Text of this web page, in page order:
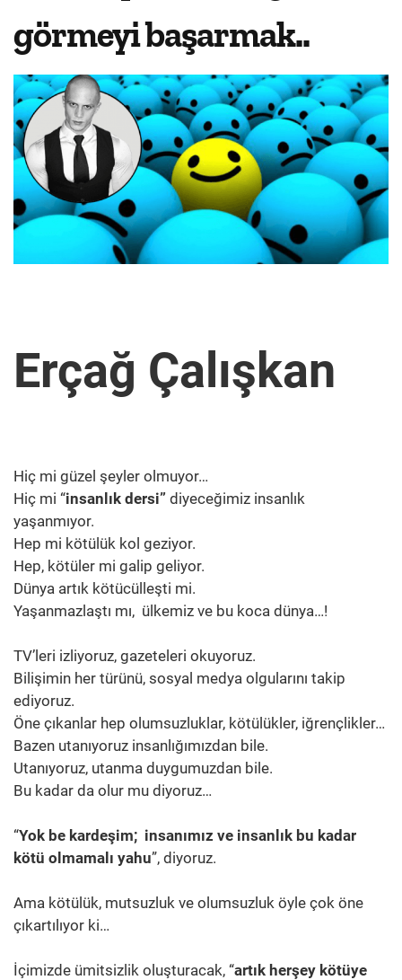
görmeyi başarmak..
Erçağ Çalışkan
Hiç mi güzel şeyler olmuyor…
Hiç mi “insanlık dersi” diyeceğimiz insanlık
yaşanmıyor.
Hep mi kötülük kol geziyor.
Hep, kötüler mi galip geliyor.
Dünya artık kötücülleşti mi.
Yaşanmazlaştı mı, ülkemiz ve bu koca dünya…!
TV’leri izliyoruz, gazeteleri okuyoruz.
Bilişimin her türünü, sosyal medya olgularını takip
ediyoruz.
Öne çıkanlar hep olumsuzluklar, kötülükler, iğrençlikler…
Bazen utanıyoruz insanlığımızdan bile.
Utanıyoruz, utanma duygumuzdan bile.
Bu kadar da olur mu diyoruz…
“Yok be kardeşim; insanımız ve insanlık bu kadar
kötü olmamalı yahu”, diyoruz.
Ama kötülük, mutsuzluk ve olumsuzluk öyle çok öne
çıkartılıyor ki…
İçimizde ümitsizlik oluşturacak, “artık herşey kötüye